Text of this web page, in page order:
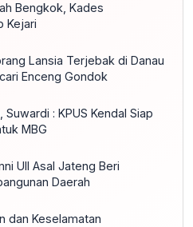
Bengkok, Kades
Kejari
Lansia Terjebak di Danau
Enceng Gondok
: KPUS Kendal Siap
MBG
UII Asal Jateng Beri
Daerah
dan Keselamatan